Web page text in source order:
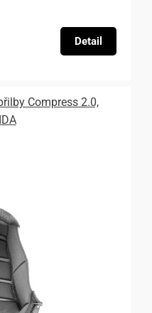
Detail
Compress 2.0,